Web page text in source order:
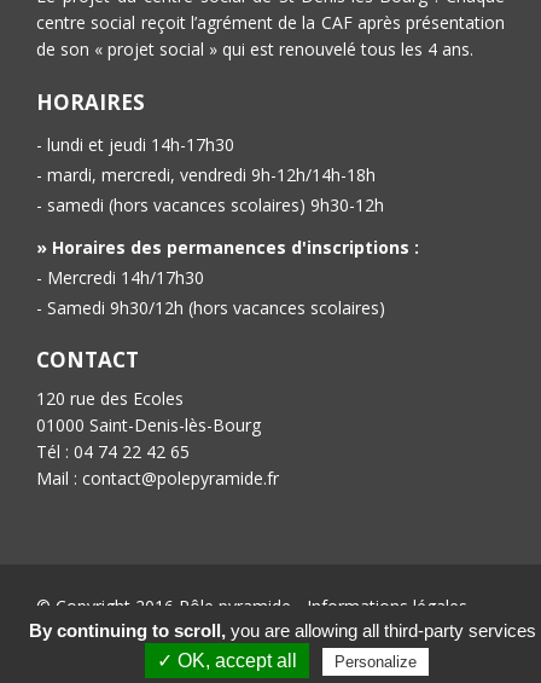
centre social reçoit l’agrément de la CAF après présentation
de son « projet social » qui est renouvelé tous les 4 ans.
HORAIRES
- lundi et jeudi 14h-17h30
- mardi, mercredi, vendredi 9h-12h/14h-18h
- samedi (hors vacances scolaires) 9h30-12h
» Horaires des permanences d'inscriptions :
- Mercredi 14h/17h30
- Samedi 9h30/12h (hors vacances scolaires)
CONTACT
120 rue des Ecoles
01000 Saint-Denis-lès-Bourg
Tél : 04 74 22 42 65
Mail : contact@polepyramide.fr
© Copyright 2016 Pôle pyramide - Informations légales
Conception :Ab’6net
By continuing to scroll, you are allowing all third-party services
✓ OK, accept all
Personalize